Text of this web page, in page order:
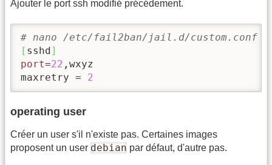
Ajouter le port ssh modifié précédement.
# nano /etc/fail2ban/jail.d/custom.conf
[ sshd ]
port=22 ,wxyz
maxretry = 2
operating user
Créer un user s'il n'existe pas. Certaines images
proposent un user debian par défaut, d'autre pas.